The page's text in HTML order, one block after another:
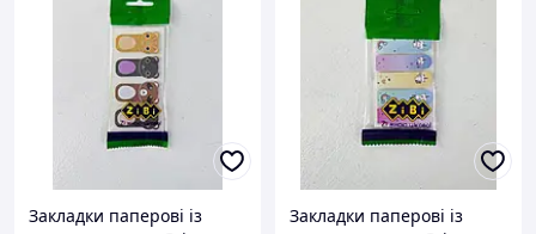
Закладки паперові із Закладки паперові із